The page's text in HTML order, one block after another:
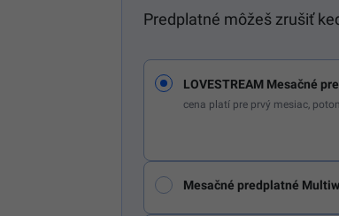
Predplatné môžeš zrušiť
LOVESTREAM Mesačné
cena platí pre prvý mesiac,
Mesačné predplatné